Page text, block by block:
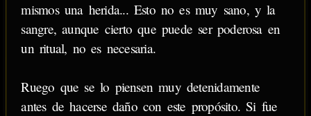
mismos una herida... Esto no es muy sano, y la
sangre, aunque cierto que puede ser poderosa en
un ritual, no es necesaria.
Ruego que se lo piensen muy detenidamente
antes de hacerse daño con este propósito. Si fue